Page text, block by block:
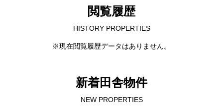
閲覧履歴
HISTORY PROPERTIES
※現在閲覧履歴データはありません。
新着田舎物件
NEW PROPERTIES